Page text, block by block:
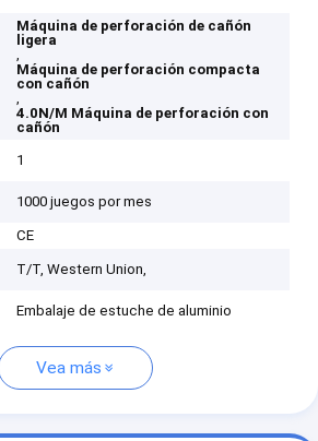
Máquina de perforación de cañón
ligera
,
Máquina de perforación compacta
con cañón
,
4.0N/M Máquina de perforación con
cañón
1
1000 juegos por mes
CE
T/T, Western Union,
Embalaje de estuche de aluminio
Vea más